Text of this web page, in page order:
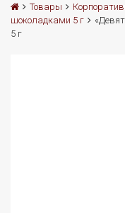
Товары
шоколадками 5 г
5 г